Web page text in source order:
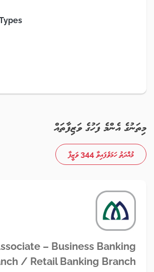
މިތަނުގެ އެންމެ ފަހުގެ ވަޒިފާތައް
މުއްދަތު ހަމަވެފައިވާ 344 ވަޒީފާ
– Business Banking
/ Retail Banking Branch